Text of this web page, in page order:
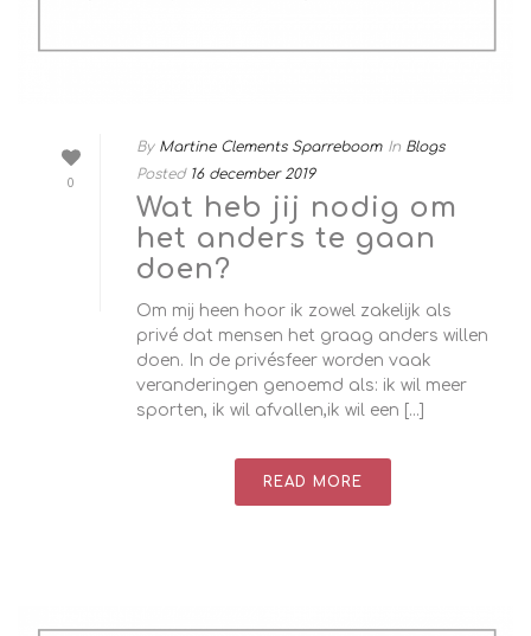
0
By Martine Clements Sparreboom In Blogs
Posted 16 december 2019
Wat heb jij nodig om
het anders te gaan
doen?
Om mij heen hoor ik zowel zakelijk als
privé dat mensen het graag anders willen
doen. In de privésfeer worden vaak
veranderingen genoemd als: ik wil meer
sporten, ik wil afvallen,ik wil een [...]
READ MORE